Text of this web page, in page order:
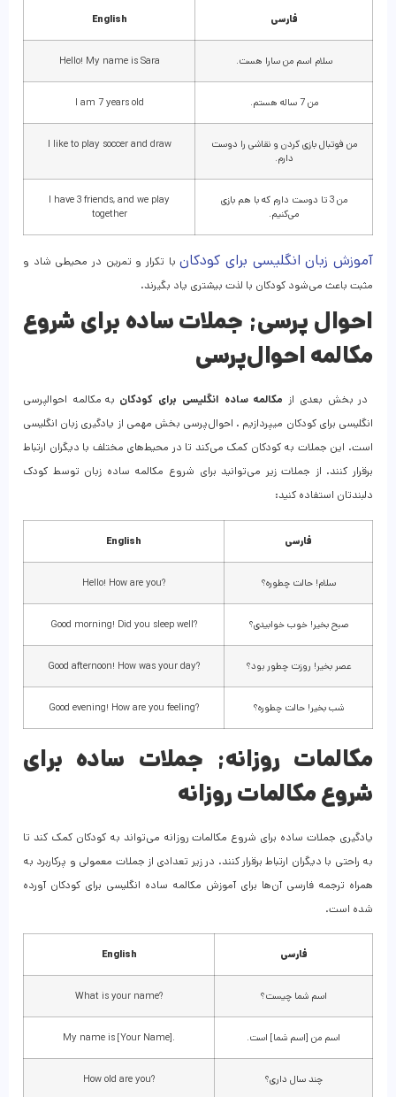
فارسی English
سلام اسم من سارا هست. Hello! My name is Sara
من 7 ساله هستم. I am 7 years old
من فوتبال بازی کردن و نقاشی را دوست
دارم.
I like to play soccer and draw
من 3 تا دوست دارم که با هم بازی
می‌کنیم.
I have 3 friends, and we play
together
آموزش زبان انگلیسی برای کودکانبا تکرار و تمرین در محیطی شاد و
مثبت باعث می‌شود کودکان با لذت بیشتری یاد بگیرند.
احوال پرسی; جملات ساده برای شروع
مکالمه احوال‌پرسی
در بخش بعدی از مکالمه ساده انگلیسی برای کودکان به مکالمه احوالپرسی
انگلیسی برای کودکان میپردازیم . احوال‌پرسی بخش مهمی از یادگیری زبان انگلیسی
است. این جملات به کودکان کمک می‌کند تا در محیط‌های مختلف با دیگران ارتباط
برقرار کنند. از جملات زیر می‌توانید برای شروع مکالمه ساده زبان توسط کودک
دلبندتان استفاده کنید:
فارسی English
سلام! حالت چطوره؟ Hello! How are you?
صبح بخیر! خوب خوابیدی؟ Good morning! Did you sleep well?
عصر بخیر! روزت چطور بود؟ Good afternoon! How was your day?
شب بخیر! حالت چطوره؟ Good evening! How are you feeling?
مکالمات روزانه; جملات ساده برای
شروع مکالمات روزانه
یادگیری جملات ساده برای شروع مکالمات روزانه می‌تواند به کودکان کمک کند تا
به راحتی با دیگران ارتباط برقرار کنند. در زیر تعدادی از جملات معمولی و پرکاربرد به
همراه ترجمه فارسی آن‌ها برای آموزش مکالمه ساده انگلیسی برای کودکان آورده
شده است.
فارسی English
اسم شما چیست؟ What is your name?
اسم من [اسم شما] است. My name is [Your Name].
چند سال داری؟ How old are you?